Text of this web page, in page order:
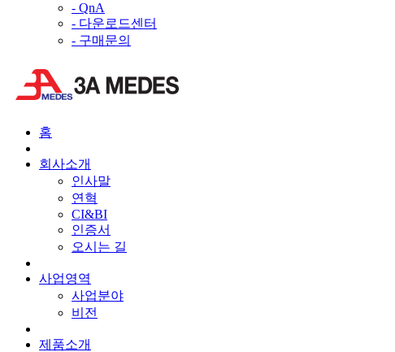
- QnA
- 다운로드센터
- 구매문의
홈
회사소개
인사말
연혁
CI&BI
인증서
오시는 길
사업영역
사업분야
비전
제품소개